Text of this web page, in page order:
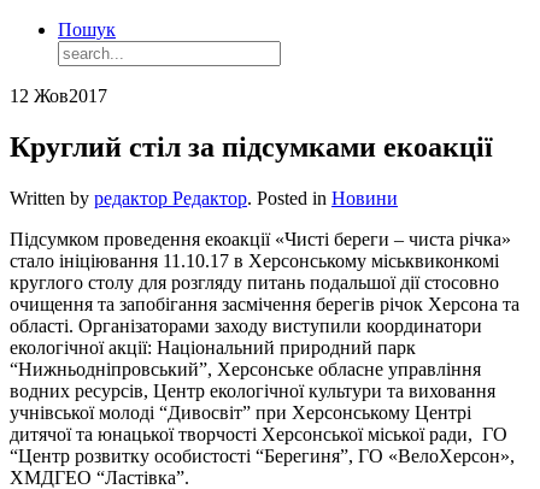
Пошук
12 Жов2017
Круглий стіл за підсумками екоакції
Written by редактор Редактор. Posted in Новини
Підсумком проведення екоакції «Чисті береги – чиста річка»
стало ініціювання 11.10.17 в Херсонському міськвиконкомі
круглого столу для розгляду питань подальшої дії стосовно
очищення та запобігання засмічення берегів річок Херсона та
області. Організаторами заходу виступили координатори
екологічної акції: Національний природний парк
“Нижньодніпровський”, Херсонське обласне управління
водних ресурсів, Центр екологічної культури та виховання
учнівської молоді “Дивосвіт” при Херсонському Центрі
дитячої та юнацької творчості Херсонської міської ради, ГО
“Центр розвитку особистості “Берегиня”, ГО «ВелоХерсон»,
ХМДГЕО “Ластівка”.